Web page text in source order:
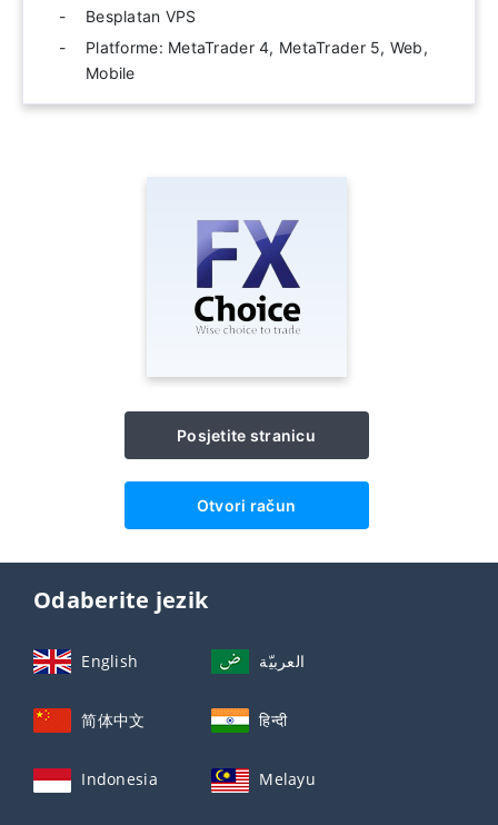
Besplatan VPS
Platforme: MetaTrader 4, MetaTrader 5, Web,
Mobile
Posjetite stranicu
Otvori račun
Odaberite jezik
English العربيّة
简体中文 हिन्दी
Indonesia Melayu